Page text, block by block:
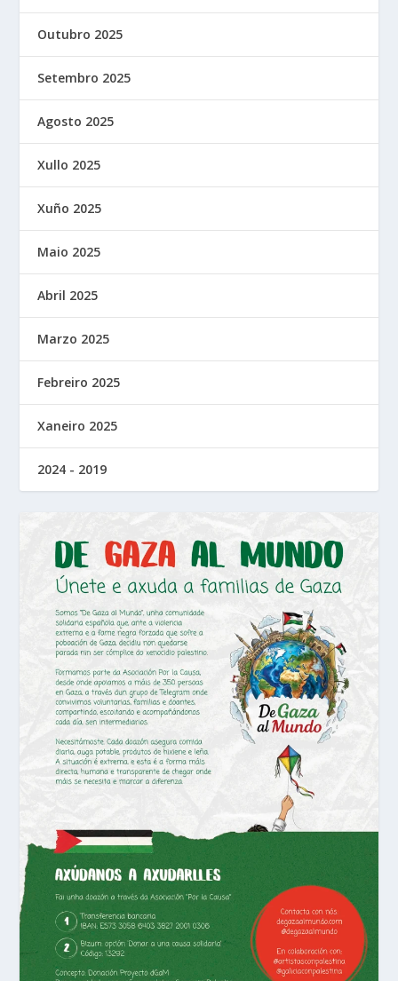
Outubro 2025
Setembro 2025
Agosto 2025
Xullo 2025
Xuño 2025
Maio 2025
Abril 2025
Marzo 2025
Febreiro 2025
Xaneiro 2025
2024 - 2019